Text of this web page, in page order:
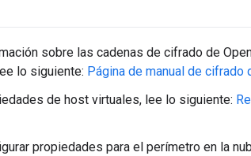
sobre las cadenas de cifrado de
lo siguiente: Página de manual de cifrado
de host virtuales, lee lo siguiente:
propiedades para el perímetro en la